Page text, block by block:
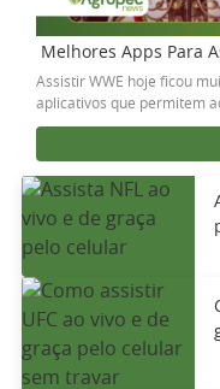
Melhores Apps Para
Assistir WWE hoje ficou
aplicativos que permitem